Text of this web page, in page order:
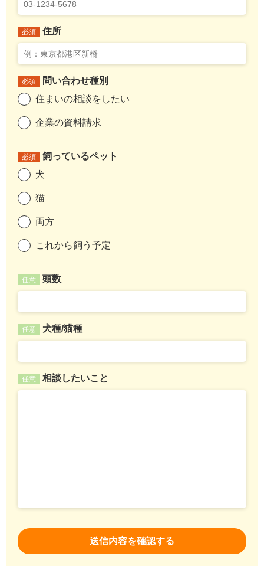
必須 住所
必須
問い合わせ種別
住まいの相談をしたい
企業の資料請求
必須
飼っているペット
犬
猫
両方
これから飼う予定
任意 頭数
任意 犬種/猫種
任意 相談したいこと